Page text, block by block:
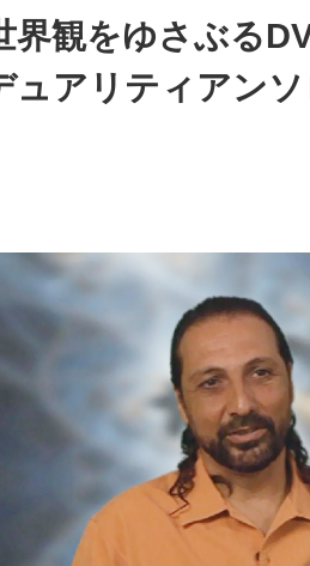
界観をゆさぶる
ュアリティアン